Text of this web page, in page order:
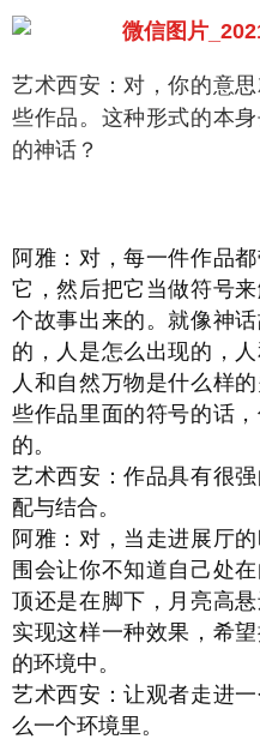
艺术西安：对，你的意
些作品。这种形式的本
的神话？
阿雅：对，每一件作品
它，然后把它当做符号
个故事出来的。就像神
的，人是怎么出现的，
人和自然万物是什么样
些作品里面的符号的话
的。
艺术西安：作品具有很
配与结合。
阿雅：对，当走进展厅
围会让你不知道自己处
顶还是在脚下，月亮高
实现这样一种效果，希
的环境中。
艺术西安：让观者走进
么一个环境里。